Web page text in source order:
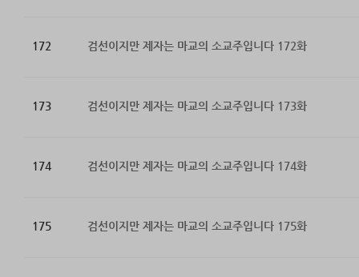
172 검선이지만 제자는 마교의 소교주입니다 172화
173 검선이지만 제자는 마교의 소교주입니다 173화
174 검선이지만 제자는 마교의 소교주입니다 174화
175 검선이지만 제자는 마교의 소교주입니다 175화